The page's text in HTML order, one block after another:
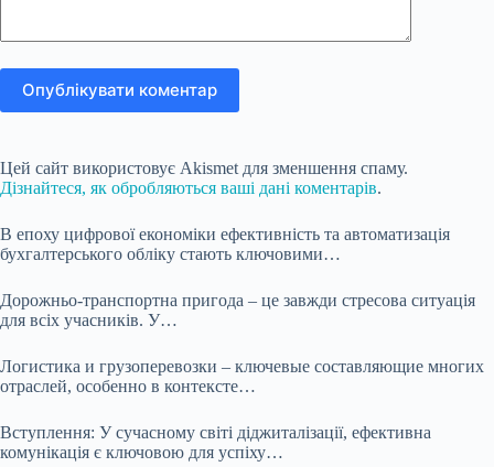
Опублікувати коментар
Цей сайт використовує Akismet для зменшення спаму.
Дізнайтеся, як обробляються ваші дані коментарів.
В епоху цифрової економіки ефективність та автоматизація
бухгалтерського обліку стають ключовими…
Дорожньо-транспортна пригода – це завжди стресова ситуація
для всіх учасників. У…
Логистика и грузоперевозки – ключевые составляющие многих
отраслей, особенно в контексте…
Вступлення: У сучасному світі діджиталізації, ефективна
комунікація є ключовою для успіху…